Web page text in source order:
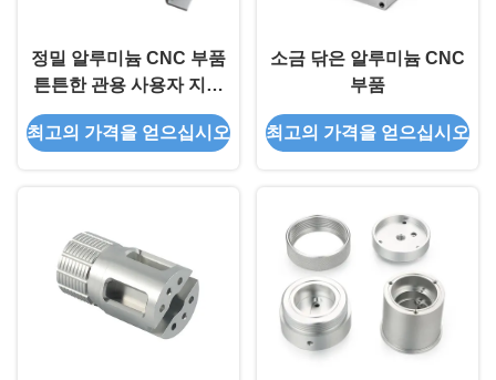
정밀 알루미늄 CNC 부품
튼튼한 관용 사용자 지정
가공 금속 부품
최고의 가격을 얻으십시오
소금 닦은 알루미늄 CNC
부품
최고의 가격을 얻으십시오